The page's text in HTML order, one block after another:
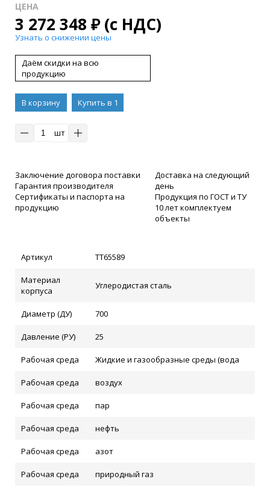
ЦЕНА
3 272 348 ₽(с НДС)
Узнать о снижении цены
Даём скидки на всю
продукцию
В корзину
Купить в 1
шт
Заключение договора поставки
Гарантия производителя
Сертификаты и паспорта на
продукцию
Доставка на следующий
день
Продукция по ГОСТ и ТУ
10 лет комплектуем
объекты
Артикул ТТ65589
Материал
корпуса
Углеродистая сталь
Диаметр (ДУ) 700
Давление (РУ) 25
Рабочая среда Жидкие и газообразные среды (вода
Рабочая среда воздух
Рабочая среда пар
Рабочая среда нефть
Рабочая среда азот
Рабочая среда природный газ